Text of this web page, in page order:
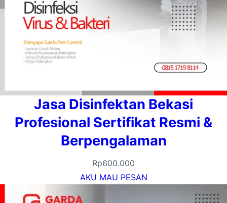
Jasa Disinfektan Bekasi
Profesional Sertifikat Resmi &
Berpengalaman
Rp600.000
AKU MAU PESAN